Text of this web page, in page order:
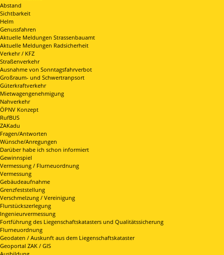
Abstand
Sichtbarkeit
Helm
Genussfahren
Aktuelle Meldungen Strassenbauamt
Aktuelle Meldungen Radsicherheit
Verkehr / KFZ
Straßenverkehr
Ausnahme von Sonntagsfahrverbot
Großraum- und Schwertranpsort
Güterkraftverkehr
Mietwagengenehmigung
Nahverkehr
ÖPNV Konzept
RufBUS
ZAKadu
Fragen/Antworten
Wünsche/Anregungen
Darüber habe ich schon informiert
Gewinnspiel
Vermessung / Flurneuordnung
Vermessung
Gebäudeaufnahme
Grenzfeststellung
Verschmelzung / Vereinigung
Flurstückszerlegung
Ingenieurvermessung
Fortführung des Liegenschaftskatasters und Qualitätssicherung
Flurneuordnung
Geodaten / Auskunft aus dem Liegenschaftskataster
Geoportal ZAK / GIS